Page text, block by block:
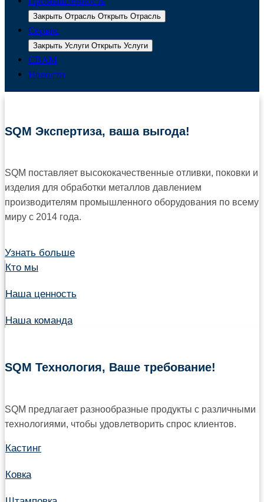
Закрыть Отрасль Открыть Отрасль
Сервис
Закрыть Услуги Открыть Услуги
CBAM
Новости
SQM Экспертиза, ваша выгода!
SQM поставляет высококачественные отливки, поковки и
изделия для обработки металлов давлением
производителям промышленного оборудования по всему
миру с 2014 года.
Узнать больше
Кто мы
Наша ценность
Наша команда
SQM Технология, Ваше требование!
SQM предлагает разнообразные продукты с различными
технологиями, чтобы удовлетворить спрос клиентов.
Кастинг
Ковка